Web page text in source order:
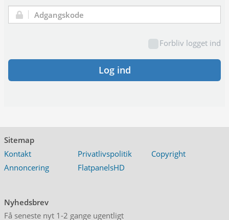
Adgangskode:
Forbliv logget ind
Log ind
Sitemap
Kontakt
Privatlivspolitik
Copyright
Annoncering
FlatpanelsHD
Nyhedsbrev
Få seneste nyt 1-2 gange ugentligt